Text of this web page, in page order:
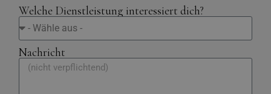
Welche Dienstleistung interessiert dich?
Nachricht